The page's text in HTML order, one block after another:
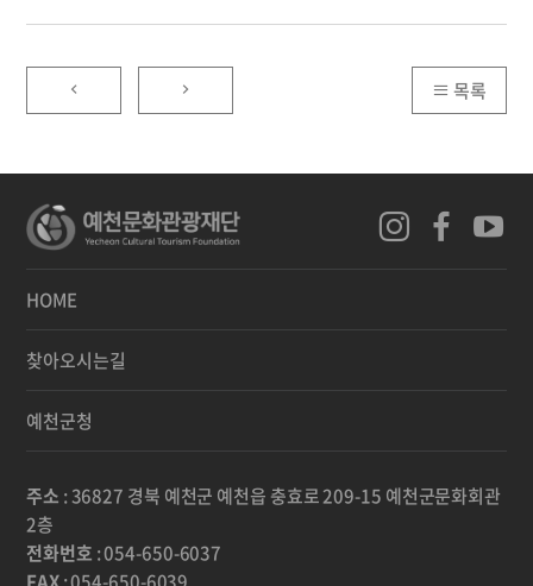
목록
HOME
찾아오시는길
예천군청
주소 : 36827 경북 예천군 예천읍 충효로 209-15 예천군문화회관
2층
전화번호 : 054-650-6037